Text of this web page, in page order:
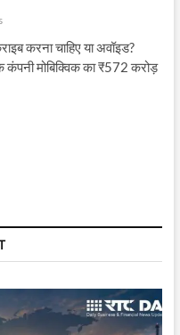
करना चाहिए या अवॉइड?
मोबिक्विक का ₹572 करोड़